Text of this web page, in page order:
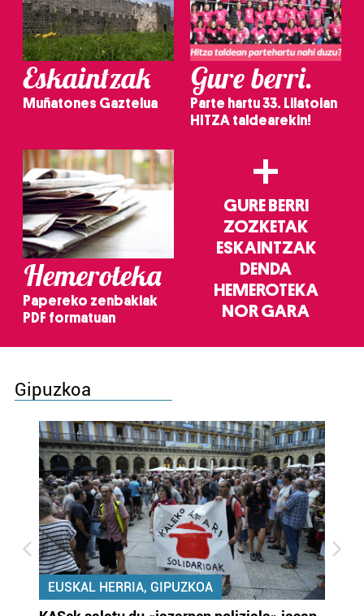
Eskaintzak
Muñatones Gaztelua
Gure berri.
Parte hartu 33. Lilatoian
HITZA taldearekin!
Hemeroteka
Papereko zenbakiak
PDF formatuan
+
GURE BERRI
ZOZKETAK
ESKAINTZAK
DENDA
HEMEROTEKA
NOR GARA
Gipuzkoa
EUSKAL HERRIA, GIPUZKOA